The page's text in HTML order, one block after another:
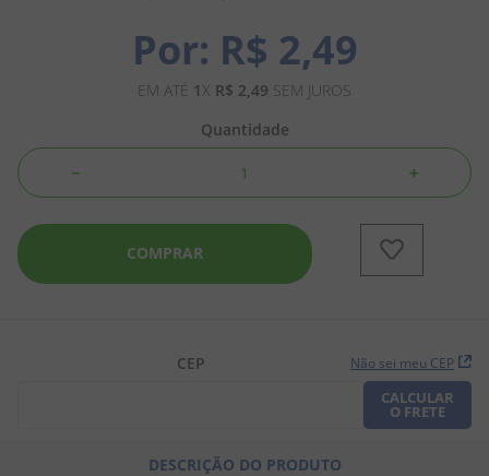
R$ 2,49
EM ATÉ 1X R$ 2,49 SEM JUROS
Quantidade
＋
－
COMPRAR
CEP Não sei meu CEP
CALCULAR
O FRETE
DESCRIÇÃO DO PRODUTO
5º
amendoim
º
salgadinho
7 º
9º
doce leite
pipoca